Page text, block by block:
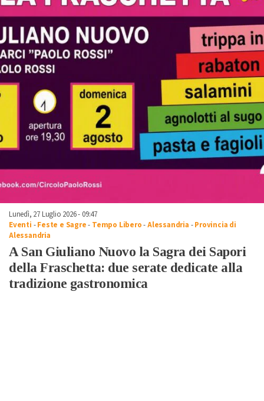
Lunedì, 27 Luglio 2026 - 09:47
Eventi -Feste e Sagre- Tempo Libero-Alessandria -Provincia di
Alessandria
A San Giuliano Nuovo la Sagra dei Sapori
della Fraschetta: due serate dedicate alla
tradizione gastronomica